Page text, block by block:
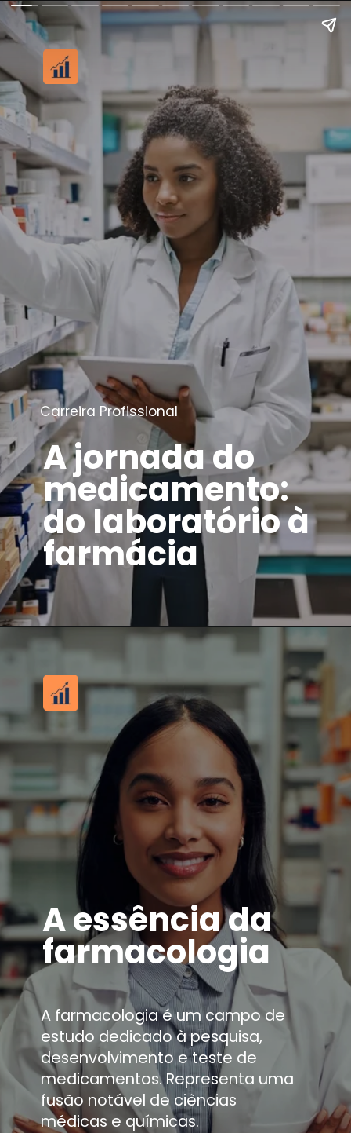
Carreira Profissional
A jornada do
medicamento:
do laboratório à
farmácia
A farmacologia é um campo de
estudo dedicado à pesquisa,
desenvolvimento e teste de
medicamentos. Representa uma
fusão notável de ciências
médicas e químicas.
A essência da
farmacologia